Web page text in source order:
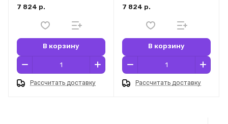
7 824 р.
В корзину
Рассчитать доставку
7 824 р.
В корзину
Рассчитать доставку